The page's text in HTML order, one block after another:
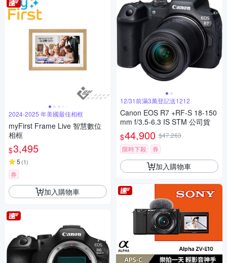
2024-2025 年美國最佳相框
myFirst Frame Live 智慧數位
相框
$3,495
5 (1)
券
加入購物車
12/31前滿3萬登記送1212
Canon EOS R7 +RF-S 18-150
mm f/3.5-6.3 IS STM 公司貨
$44,900 $47,263
限時下殺
券
加入購物車